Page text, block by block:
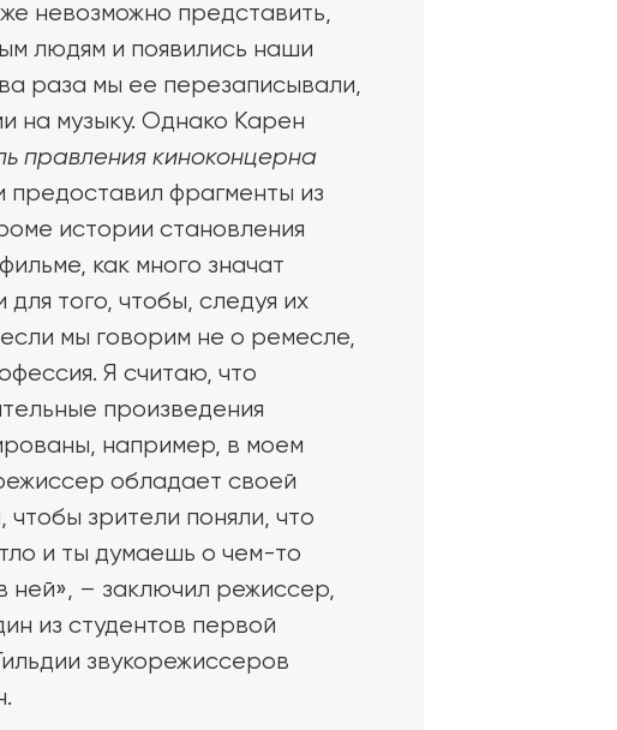
невозможно представить,
людям и появились наши
раза мы ее перезаписывали,
на музыку. Однако Карен
правления киноконцерна
предоставил фрагменты из
истории становления
как много значат
того, чтобы, следуя их
мы говорим не о ремесле,
Я считаю, что
произведения
например, в моем
обладает своей
зрители поняли, что
и ты думаешь о чем-то
– заключил режиссер,
из студентов первой
звукорежиссеров